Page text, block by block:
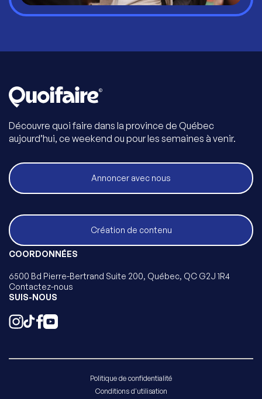
Découvre quoi faire dans la province de Québec
aujourd’hui, ce weekend ou pour les semaines à venir.
Annoncer avec nous
Création de contenu
COORDONNÉES
6500 Bd Pierre-Bertrand Suite 200, Québec, QC G2J 1R4
Contactez-nous
SUIS-NOUS
Politique de confidentialité
Conditions d'utilisation